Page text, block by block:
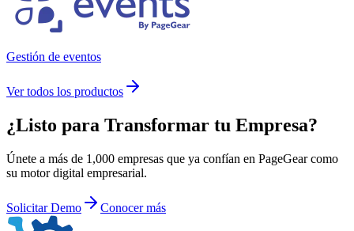
Gestión de eventos
Ver todos los productos
¿Listo para Transformar tu Empresa?
Únete a más de 1,000 empresas que ya confían en PageGear como
su motor digital empresarial.
Solicitar Demo Conocer más